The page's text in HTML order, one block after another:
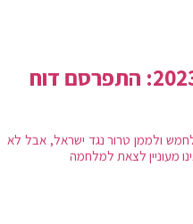
אלו האיומים על ישראל לשנת 2023: התפרסם דוח
ולממן טרור נגד ישראל, אבל לא
מעוניין לצאת למלחמה